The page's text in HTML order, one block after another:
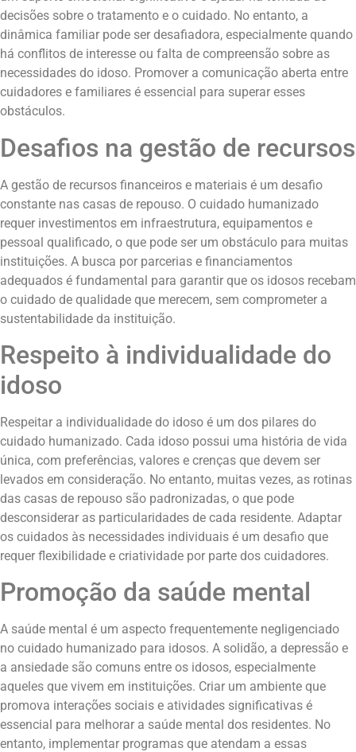
decisões sobre o tratamento e o cuidado. No entanto, a
dinâmica familiar pode ser desafiadora, especialmente quando
há conflitos de interesse ou falta de compreensão sobre as
necessidades do idoso. Promover a comunicação aberta entre
cuidadores e familiares é essencial para superar esses
obstáculos.
Desafios na gestão de recursos
A gestão de recursos financeiros e materiais é um desafio
constante nas casas de repouso. O cuidado humanizado
requer investimentos em infraestrutura, equipamentos e
pessoal qualificado, o que pode ser um obstáculo para muitas
instituições. A busca por parcerias e financiamentos
adequados é fundamental para garantir que os idosos recebam
o cuidado de qualidade que merecem, sem comprometer a
sustentabilidade da instituição.
Respeito à individualidade do
idoso
Respeitar a individualidade do idoso é um dos pilares do
cuidado humanizado. Cada idoso possui uma história de vida
única, com preferências, valores e crenças que devem ser
levados em consideração. No entanto, muitas vezes, as rotinas
das casas de repouso são padronizadas, o que pode
desconsiderar as particularidades de cada residente. Adaptar
os cuidados às necessidades individuais é um desafio que
requer flexibilidade e criatividade por parte dos cuidadores.
Promoção da saúde mental
A saúde mental é um aspecto frequentemente negligenciado
no cuidado humanizado para idosos. A solidão, a depressão e
a ansiedade são comuns entre os idosos, especialmente
aqueles que vivem em instituições. Criar um ambiente que
promova interações sociais e atividades significativas é
essencial para melhorar a saúde mental dos residentes. No
entanto, implementar programas que atendam a essas